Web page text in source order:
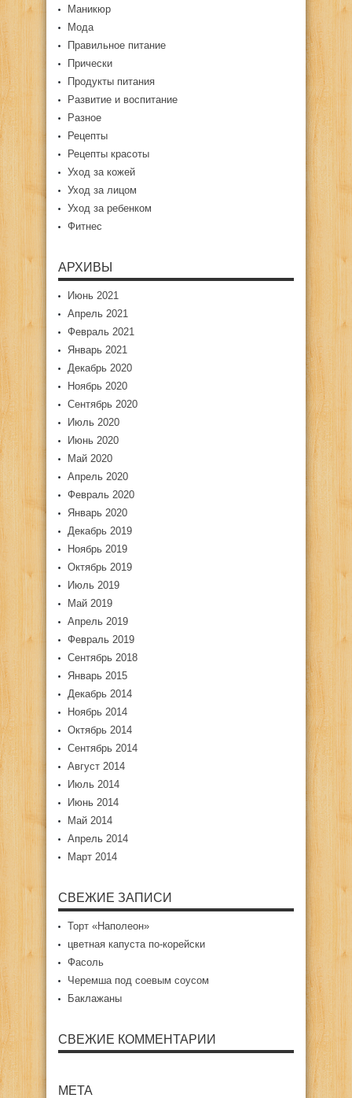
Маникюр
Мода
Правильное питание
Прически
Продукты питания
Развитие и воспитание
Разное
Рецепты
Рецепты красоты
Уход за кожей
Уход за лицом
Уход за ребенком
Фитнес
АРХИВЫ
Июнь 2021
Апрель 2021
Февраль 2021
Январь 2021
Декабрь 2020
Ноябрь 2020
Сентябрь 2020
Июль 2020
Июнь 2020
Май 2020
Апрель 2020
Февраль 2020
Январь 2020
Декабрь 2019
Ноябрь 2019
Октябрь 2019
Июль 2019
Май 2019
Апрель 2019
Февраль 2019
Сентябрь 2018
Январь 2015
Декабрь 2014
Ноябрь 2014
Октябрь 2014
Сентябрь 2014
Август 2014
Июль 2014
Июнь 2014
Май 2014
Апрель 2014
Март 2014
СВЕЖИЕ ЗАПИСИ
Торт «Наполеон»
цветная капуста по-корейски
Фасоль
Черемша под соевым соусом
Баклажаны
СВЕЖИЕ КОММЕНТАРИИ
МЕТА